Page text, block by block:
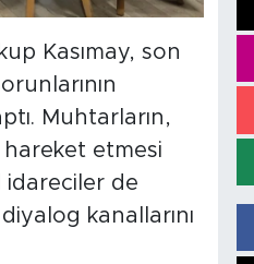
Kasımay, son
Muhtarların,
hareket etmesi
idareciler de
kanallarını